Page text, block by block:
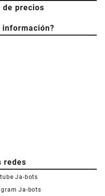
de precios
información?
redes